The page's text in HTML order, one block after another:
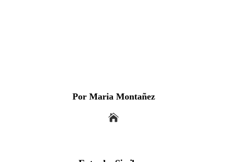
Por Maria Montañez